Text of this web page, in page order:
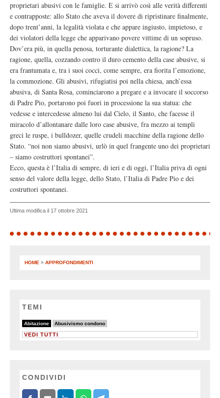
proprietari abusivi con le famiglie. E si arrivò così alle verità differenti
e contrapposte: allo Stato che aveva il dovere di ripristinare finalmente,
dopo trent’anni, la legalità violata e che appare ingiusto, impietoso, e
dei violatori della legge che apparivano povere vittime di un sopruso.
Dov’era più, in quella penosa, torturante dialettica, la ragione? La
ragione, quella, cozzando contro il duro cemento della case abusive, si
era frantumata e, tra i suoi cocci, come sempre, era fiorita l’emozione,
la commozione. Gli abusivi, rifugiatisi poi nella chiesa, anch’essa
abusiva, di Santa Rosa, cominciarono a pregare e a invocare il soccorso
di Padre Pio, portarono poi fuori in processione la sua statua: che
vedesse e intercedesse almeno lui dal Cielo, il Santo, che facesse il
miracolo d’allontanare dalle loro case abusive, fra mezzo ai templi
greci le ruspe, i bulldozer, quelle crudeli macchine della ragione dello
Stato. “noi non siamo abusivi, urlò in quel frangente uno dei proprietari
– siamo costruttori spontanei”.
Ecco, questa è l’Italia di sempre, di ieri e di oggi, l’Italia priva di ogni
senso del valore della legge, dello Stato, l’Italia di Padre Pio e dei
costruttori spontanei.
Ultima modifica il 17 ottobre 2021
HOME > APPROFONDIMENTI
TEMI
Abitazione
8/8 Abusivismo condono
3/8
VEDI TUTTI
CONDIVIDI